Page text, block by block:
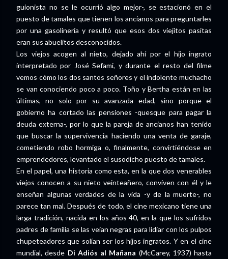
guionista no se le ocurrió algo mejor-, se estacionó en el
puesto de tamales que tienen los ancianos para preguntarles
por una gasolinería y resultó que esos dos viejitos pasitas
eran sus abuelitos desconocidos.
Los viejos acogen al nieto, dejado ahí por el hijo ingrato
interpretado por José Sefami, y durante el resto del filme
vemos cómo los dos santos señores y el indolente muchacho
se van conociendo poco a poco. Toño y Bertha están en las
últimas, no solo por su avanzada edad, sino porque el
gobierno ha cortado las pensiones -quesque para pagar la
deuda externa-, por lo que la pareja de ancianos han tenido
que buscar la supervivencia haciendo una venta de garaje,
cometiendo robo hormiga o, finalmente, convirtiéndose en
emprendedores, levantado el susodicho puesto de tamales.
En el papel, una historia como esta, en la que dos venerables
viejos conocen a su nieto veinteañero, conviven con él y le
enseñan algunas verdades de la vida -y de la muerte-, no
parece tan mal. Después de todo, el cine mexicano tiene una
larga tradición, nacida en los años 40, en la que los sufridos
padres de familia se las veían negras para lidiar con los pulpos
chupeteadores que solían ser los hijos ingratos. Y en el cine
mundial, desde Di Adiós al Mañana (McCarey, 1937) hasta